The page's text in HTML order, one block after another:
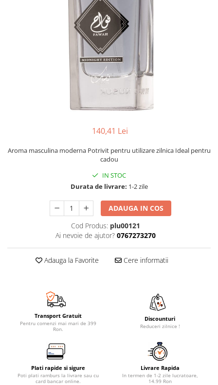
140,41 Lei
Aroma masculina moderna Potrivit pentru utilizare zilnica Ideal pentru
cadou
IN STOC
Durata de livrare: 1-2 zile
ADAUGA IN COS
Cod Produs: plu00121
Ai nevoie de ajutor? 0767273270
Adauga la Favorite Cere informatii
Transport Gratuit
Pentru comenzi mai mari de 399
Ron.
Discounturi
Reduceri zilnice !
Plati rapide si sigure
Poti plati ramburs la livrare sau cu
card bancar online.
Livrare Rapida
In termen de 1-2 zile lucratoare,
14.99 Ron